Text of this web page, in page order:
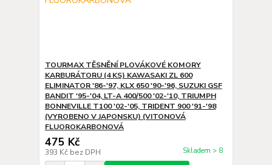
TOURMAX TĚSNĚNÍ PLOVÁKOVÉ KOMORY
KARBURÁTORU (4 KS) KAWASAKI ZL 600
ELIMINATOR '86-'97, KLX 650 '90-'96, SUZUKI GSF
BANDIT '95-'04, LT-A 400/500 '02-'10, TRIUMPH
BONNEVILLE T100 '02-'05, TRIDENT 900 '91-'98
(VYROBENO V JAPONSKU) (VITONOVÁ
FLUOROKARBONOVÁ
475 Kč
393 Kč bez DPH Skladem > 8